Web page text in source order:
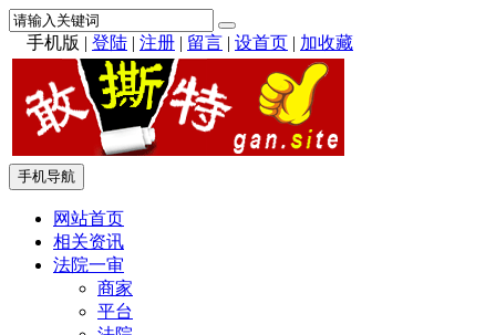
手机版 | 登陆 | 注册 | 留言 | 设首页 | 加收藏
手机导航
网站首页
相关资讯
法院一审
商家
平台